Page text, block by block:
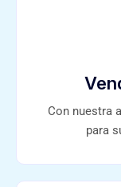
Con nuestra
para